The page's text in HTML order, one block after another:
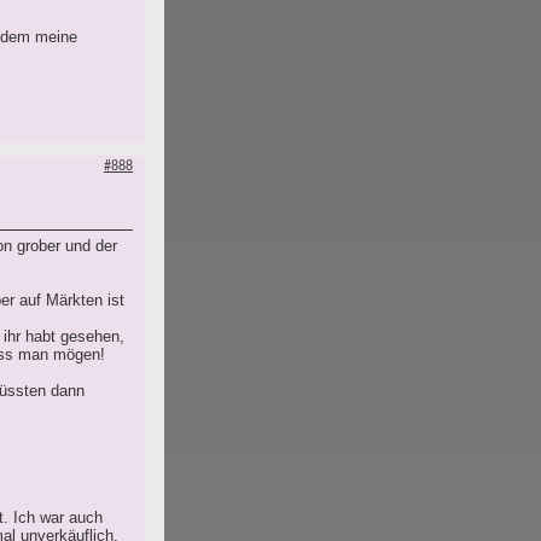
meine
#888
grober und der
auf Märkten ist
habt gesehen,
man mögen!
dann
Ich war auch
unverkäuflich.